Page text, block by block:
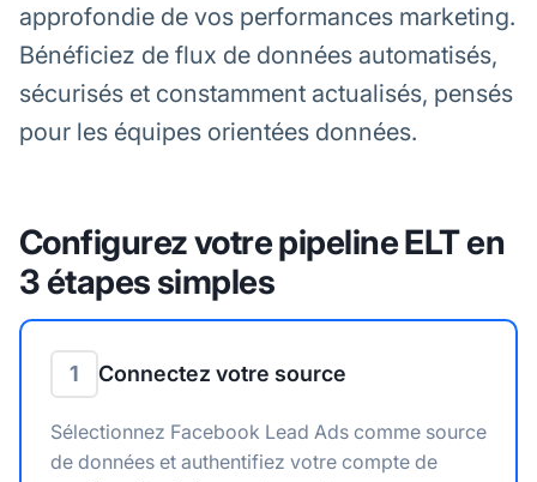
approfondie de vos performances marketing.
Bénéficiez de flux de données automatisés,
sécurisés et constamment actualisés, pensés
pour les équipes orientées données.
Configurez votre pipeline ELT en
3 étapes simples
1 Connectez votre source
Sélectionnez Facebook Lead Ads comme source
de données et authentifiez votre compte de